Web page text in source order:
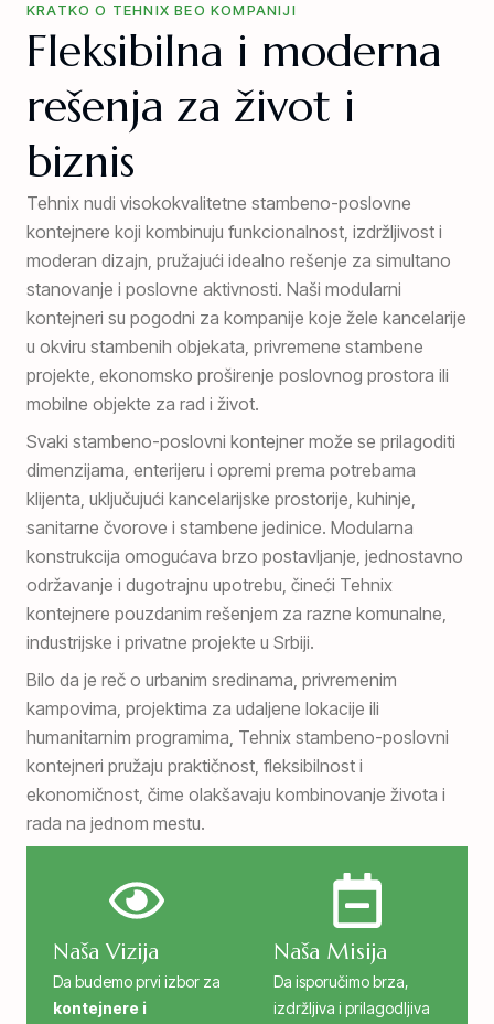
KRATKO O TEHNIX BEO KOMPANIJI
Fleksibilna i moderna
rešenja za život i
biznis
Tehnix nudi visokokvalitetne stambeno-poslovne
kontejnere koji kombinuju funkcionalnost, izdržljivost i
moderan dizajn, pružajući idealno rešenje za simultano
stanovanje i poslovne aktivnosti. Naši modularni
kontejneri su pogodni za kompanije koje žele kancelarije
u okviru stambenih objekata, privremene stambene
projekte, ekonomsko proširenje poslovnog prostora ili
mobilne objekte za rad i život.
Svaki stambeno-poslovni kontejner može se prilagoditi
dimenzijama, enterijeru i opremi prema potrebama
klijenta, uključujući kancelarijske prostorije, kuhinje,
sanitarne čvorove i stambene jedinice. Modularna
konstrukcija omogućava brzo postavljanje, jednostavno
održavanje i dugotrajnu upotrebu, čineći Tehnix
kontejnere pouzdanim rešenjem za razne komunalne,
industrijske i privatne projekte u Srbiji.
Bilo da je reč o urbanim sredinama, privremenim
kampovima, projektima za udaljene lokacije ili
humanitarnim programima, Tehnix stambeno-poslovni
kontejneri pružaju praktičnost, fleksibilnost i
ekonomičnost, čime olakšavaju kombinovanje života i
rada na jednom mestu.
Naša Vizija
Da budemo prvi izbor za
kontejnere i
Naša Misija
Da isporučimo brza,
izdržljiva i prilagodljiva